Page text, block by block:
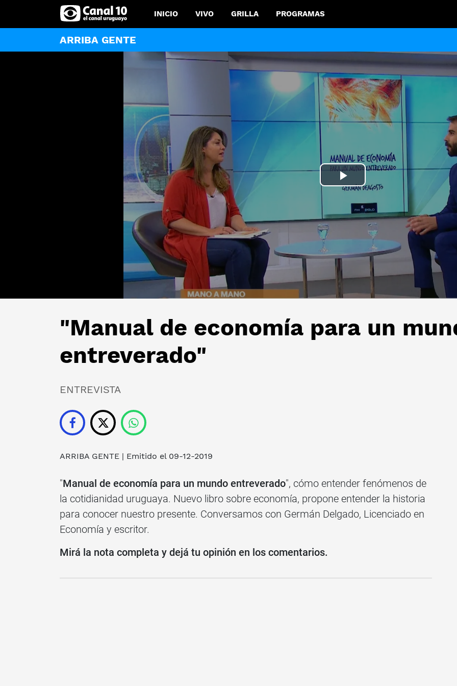
INICIO VIVO GRILLA PROGRAMAS
ARRIBA GENTE
Play
Video
"Manual de economía para un
entreverado"
ENTREVISTA
ARRIBA GENTE | Emitido el 09-12-2019
"Manual de economía para un mundo entreverado", cómo entender fenómenos de
la cotidianidad uruguaya. Nuevo libro sobre economía, propone entender la historia
para conocer nuestro presente. Conversamos con Germán Delgado, Licenciado en
Economía y escritor.
Mirá la nota completa y dejá tu opinión en los comentarios.